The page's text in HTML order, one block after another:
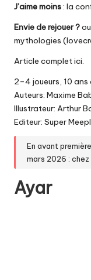
J’aime moins: la
Envie de rejouer ?
mythologies (
Article complet ici.
2–4 joueurs, 10
Auteurs: Maxime
Illustrateur: Arthur
Editeur: Super
En avant
mars 2026 : chez
Ayar